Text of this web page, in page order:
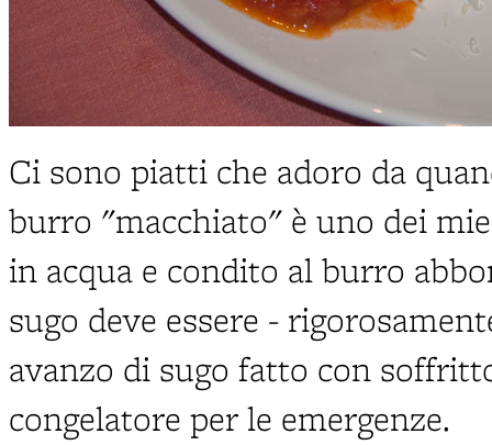
Ci sono piatti che adoro da
burro "macchiato" è uno dei
in acqua e condito al burro
sugo deve essere -
avanzo di sugo fatto con
congelatore per le emergenze.